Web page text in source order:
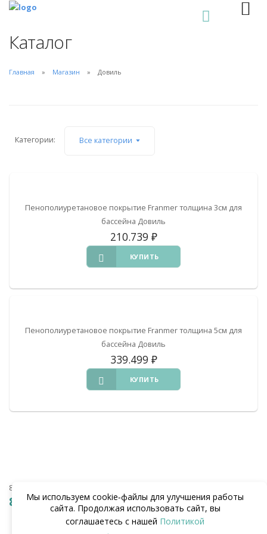
Каталог
Главная Магазин Довиль
Категории: Все категории
Пенополиуретановое покрытие Franmer толщина 3см для
бассейна Довиль
210.739 ₽
КУПИТЬ
Пенополиуретановое покрытие Franmer толщина 5см для
бассейна Довиль
339.499 ₽
КУПИТЬ
8 (938) 441-20-90
8 (862) 291-20-90
Мы используем cookie‑файлы для улучшения работы
сайта. Продолжая использовать сайт, вы
соглашаетесь с нашей Политикой